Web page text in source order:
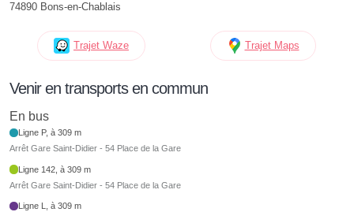
74890 Bons-en-Chablais
Trajet Waze Trajet Maps
Venir en transports en commun
En bus
Ligne P, à 309 m
Arrêt Gare Saint-Didier - 54 Place de la Gare
Ligne 142, à 309 m
Arrêt Gare Saint-Didier - 54 Place de la Gare
Ligne L, à 309 m